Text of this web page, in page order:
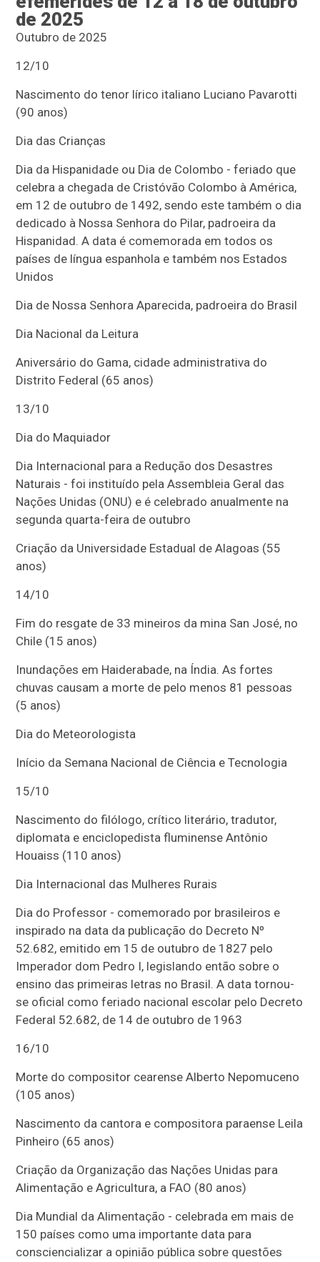
de 2025
Outubro de 2025
12/10
Nascimento do tenor lírico italiano Luciano Pavarotti
(90 anos)
Dia das Crianças
Dia da Hispanidade ou Dia de Colombo - feriado que
celebra a chegada de Cristóvão Colombo à América,
em 12 de outubro de 1492, sendo este também o dia
dedicado à Nossa Senhora do Pilar, padroeira da
Hispanidad. A data é comemorada em todos os
países de língua espanhola e também nos Estados
Unidos
Dia de Nossa Senhora Aparecida, padroeira do Brasil
Dia Nacional da Leitura
Aniversário do Gama, cidade administrativa do
Distrito Federal (65 anos)
13/10
Dia do Maquiador
Dia Internacional para a Redução dos Desastres
Naturais - foi instituído pela Assembleia Geral das
Nações Unidas (ONU) e é celebrado anualmente na
segunda quarta-feira de outubro
Criação da Universidade Estadual de Alagoas (55
anos)
14/10
Fim do resgate de 33 mineiros da mina San José, no
Chile (15 anos)
Inundações em Haiderabade, na Índia. As fortes
chuvas causam a morte de pelo menos 81 pessoas
(5 anos)
Dia do Meteorologista
Início da Semana Nacional de Ciência e Tecnologia
15/10
Nascimento do filólogo, crítico literário, tradutor,
diplomata e enciclopedista fluminense Antônio
Houaiss (110 anos)
Dia Internacional das Mulheres Rurais
Dia do Professor - comemorado por brasileiros e
inspirado na data da publicação do Decreto Nº
52.682, emitido em 15 de outubro de 1827 pelo
Imperador dom Pedro I, legislando então sobre o
ensino das primeiras letras no Brasil. A data tornou-
se oficial como feriado nacional escolar pelo Decreto
Federal 52.682, de 14 de outubro de 1963
16/10
Morte do compositor cearense Alberto Nepomuceno
(105 anos)
Nascimento da cantora e compositora paraense Leila
Pinheiro (65 anos)
Criação da Organização das Nações Unidas para
Alimentação e Agricultura, a FAO (80 anos)
Dia Mundial da Alimentação - celebrada em mais de
150 países como uma importante data para
consciencializar a opinião pública sobre questões